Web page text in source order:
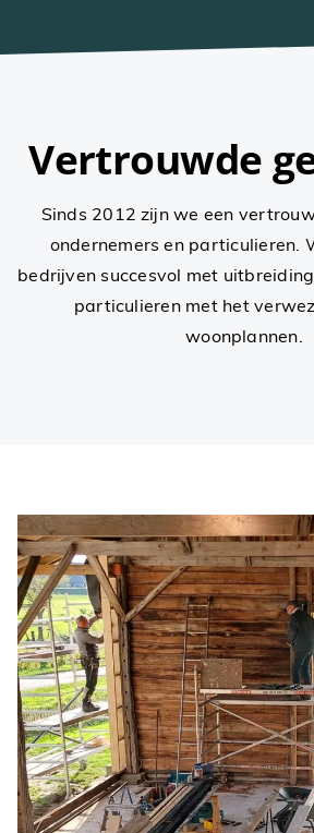
Vertrouwde
Sinds 2012 zijn we een
ondernemers en particulieren.
bedrijven succesvol met
particulieren met het
woonplannen.